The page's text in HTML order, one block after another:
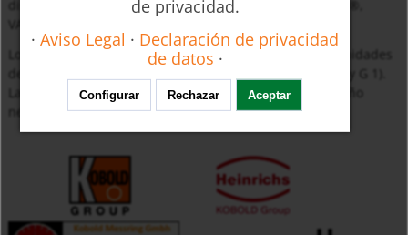
disponibles varios adaptadores (por ejemplo, Tri-Clamp®,
VARIVENT®, conexión cónica DIN 11851).
Los manguitos están equipados con conexiones para unidades
La unidad de medición seleccionada determina el tamaño
necesario del manguito para soldar.
de privacidad.
·Aviso Legal · Declaración de privacidad
de datos ·
Configurar Rechazar Aceptar